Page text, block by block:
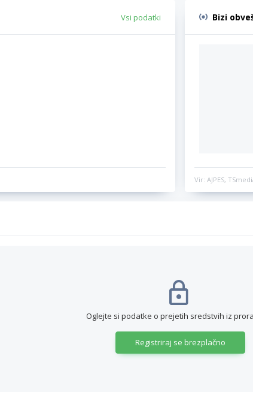
Vsi podatki Bizi
Vir: AJPES,
Oglejte si podatke o prejetih sredstvih iz
Registriraj se brezplačno